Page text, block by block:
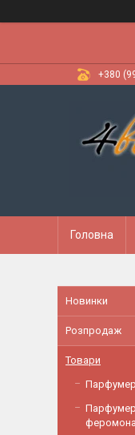
+380
Головна
Новинки
Розпродаж
Товари